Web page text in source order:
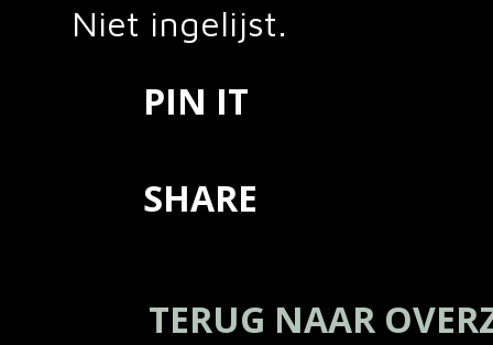
Niet ingelijst.
PIN IT
SHARE
TERUG NAAR